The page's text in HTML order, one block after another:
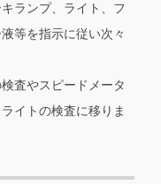
ランプ、ライト、フ
等を指示に従い次々
査やスピードメータ
イトの検査に移りま